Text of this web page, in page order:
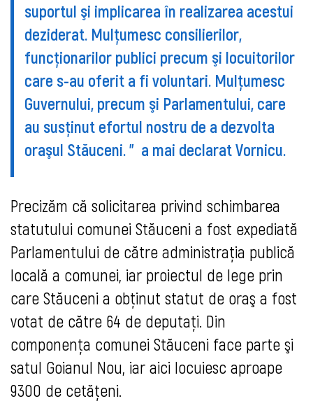
suportul şi implicarea în realizarea acestui
deziderat. Mulţumesc consilierilor,
funcţionarilor publici precum şi locuitorilor
care s-au oferit a fi voluntari. Mulţumesc
Guvernului, precum şi Parlamentului, care
au susţinut efortul nostru de a dezvolta
oraşul Stăuceni. " a mai declarat Vornicu.
Precizăm că solicitarea privind schimbarea
statutului comunei Stăuceni a fost expediată
Parlamentului de către administraţia publică
locală a comunei, iar proiectul de lege prin
care Stăuceni a obţinut statut de oraş a fost
votat de către 64 de deputaţi. Din
componenţa comunei Stăuceni face parte şi
satul Goianul Nou, iar aici locuiesc aproape
9300 de cetăţeni.